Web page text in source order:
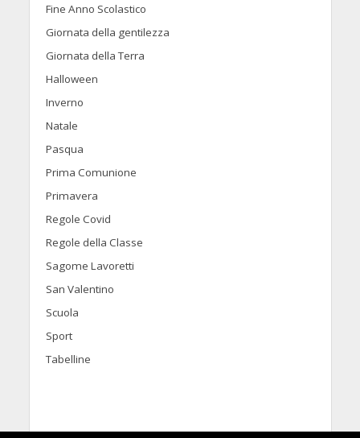
Fine Anno Scolastico
Giornata della gentilezza
Giornata della Terra
Halloween
Inverno
Natale
Pasqua
Prima Comunione
Primavera
Regole Covid
Regole della Classe
Sagome Lavoretti
San Valentino
Scuola
Sport
Tabelline